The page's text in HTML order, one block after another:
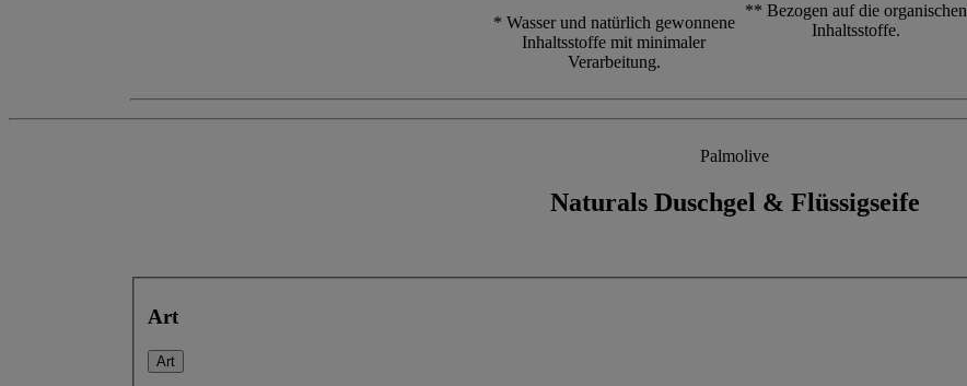
* Wasser und natürlich gewonnene
Inhaltsstoffe mit minimaler
Verarbeitung.
** Bezogen auf die organischen
Inhaltsstoffe.
Palmolive
Naturals Duschgel & Flüssigseife
Art
Art